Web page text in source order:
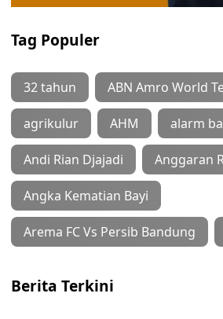
Tag Populer
32 tahun ABN Amro World
agrikulur AHM alarm
Andi Rian Djajadi Anggaran
Angka Kematian Bayi
Arema FC Vs Persib Bandung
Berita Terkini